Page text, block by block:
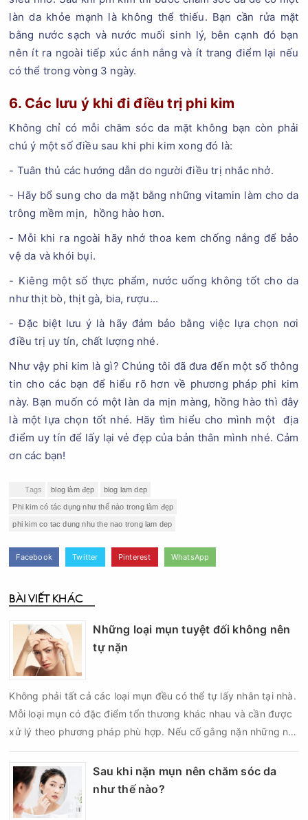
làn da khỏe mạnh là không thể thiếu. Bạn cần rửa mặt
bằng nước sạch và nước muối sinh lý, bên cạnh đó bạn
nên ít ra ngoài tiếp xúc ánh nắng và ít trang điểm lại nếu
có thể trong vòng 3 ngày.
6. Các lưu ý khi đi điều trị phi kim
Không chỉ có mỗi chăm sóc da mặt không bạn còn phải
chú ý một số điều sau khi phi kim xong đó là:
- Tuân thủ các hướng dẫn do người điều trị nhắc nhở.
- Hãy bổ sung cho da mặt bằng những vitamin làm cho da
trông mềm mịn, hồng hào hơn.
- Mỗi khi ra ngoài hãy nhớ thoa kem chống nắng để bảo
vệ da và khói bụi.
- Kiêng một số thực phẩm, nước uống không tốt cho da
như thịt bò, thịt gà, bia, rượu...
- Đặc biệt lưu ý là hãy đảm bảo bằng việc lựa chọn nơi
điều trị uy tín, chất lượng nhé.
Như vậy phi kim là gì? Chúng tôi đã đưa đến một số thông
tin cho các bạn để hiểu rõ hơn về phương pháp phi kim
này. Bạn muốn có một làn da mịn màng, hồng hào thì đây
là một lựa chọn tốt nhé. Hãy tìm hiểu cho mình một địa
điểm uy tín để lấy lại vẻ đẹp của bản thân mình nhé. Cảm
ơn các bạn!
Tags blog làm đẹp blog lam dep
Phi kim có tác dụng như thế nào trong làm đẹp
phi kim co tac dung nhu the nao trong lam dep
Facebook Twitter Pinterest WhatsApp
BÀI VIẾT KHÁC
Những loại mụn tuyệt đối không nên
tự nặn
Không phải tất cả các loại mụn đều có thể tự lấy nhân tại nhà.
Mỗi loại mụn có đặc điểm tổn thương khác nhau và cần được
xử lý theo phương pháp phù hợp. Nếu cố gắng nặn những nốt
nên nghiêm trọng hơn, làm tăng nguy cơ nhiễm trùng, để lại
thâm hoặc sẹo khó phục hồi.
Sau khi nặn mụn nên chăm sóc da
như thế nào?